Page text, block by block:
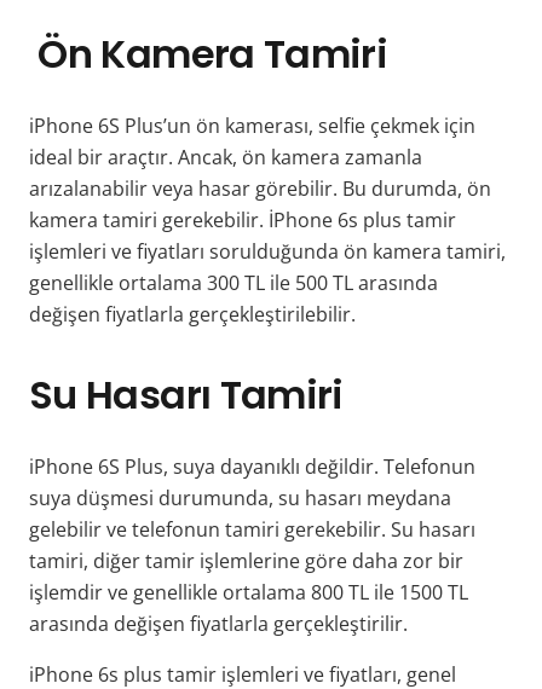
Ön Kamera Tamiri
iPhone 6S Plus’un ön kamerası, selfie çekmek için
ideal bir araçtır. Ancak, ön kamera zamanla
arızalanabilir veya hasar görebilir. Bu durumda, ön
kamera tamiri gerekebilir. İPhone 6s plus tamir
işlemleri ve fiyatları sorulduğunda ön kamera tamiri,
genellikle ortalama 300 TL ile 500 TL arasında
değişen fiyatlarla gerçekleştirilebilir.
Su Hasarı Tamiri
iPhone 6S Plus, suya dayanıklı değildir. Telefonun
suya düşmesi durumunda, su hasarı meydana
gelebilir ve telefonun tamiri gerekebilir. Su hasarı
tamiri, diğer tamir işlemlerine göre daha zor bir
işlemdir ve genellikle ortalama 800 TL ile 1500 TL
arasında değişen fiyatlarla gerçekleştirilir.
iPhone 6s plus tamir işlemleri ve fiyatları, genel